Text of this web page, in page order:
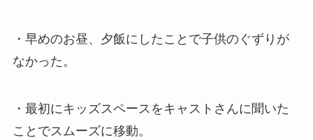
・早めのお昼、夕飯にしたことで子供のぐずりが
なかった。
・最初にキッズスペースをキャストさんに聞いた
ことでスムーズに移動。